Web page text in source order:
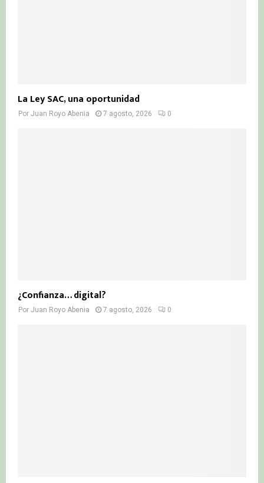
La Ley SAC, una oportunidad
Por Juan Royo Abenia 7 agosto, 2026 0
¿Confianza… digital?
Por Juan Royo Abenia 7 agosto, 2026 0